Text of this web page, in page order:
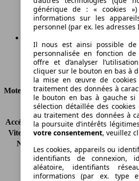
Émissions de CO2 (combinées)*
Ø 9.0 l/100km
Consommation
Moteur et Puissance
KW (CH)
110 kW (150
Accélération (0-100 km/h) 10.2s
Vitesse maximale (km/h) 210 km/h
Nombre de vitesses
Couple
240 nm
Cylindrée
1985 ccm
Carburant
Ethanol
générique de : « cookies
informations sur les
personnel (par ex. les adresses
Il nous est ainsi possible
personnalisée en fonction
offre et d’analyser
cliquer sur le bouton en bas à
la mise en œuvre de
traitement des données à
le bouton en bas à gauche si
sélection détaillée des
au traitement des données à
la poursuite d’intérêts
votre consentement, veuillez
Les cookies, appareils ou
identifiants de connexion,
aléatoire, identifiants
informations (par ex. type